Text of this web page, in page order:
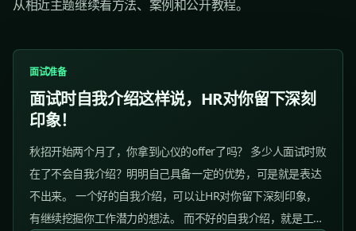
从相近主题继续看方法、案例和公开教程。
面试准备
面试时自我介绍这样说，HR对你留下深刻
印象！
秋招开始两个月了，你拿到心仪的offer了吗？ 多少人面试时败
在了不会自我介绍？明明自己具备一定的优势，可是就是表达
不出来。 一个好的自我介绍，可以让HR对你留下深刻印象，
有继续挖掘你工作潜力的想法。 而不好的自我介绍，就是工作